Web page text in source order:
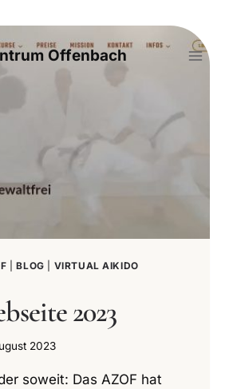
Offenbach
|BLOG
VIRTUAL AIKIDO
2023
2023
soweit: Das AZOF hat